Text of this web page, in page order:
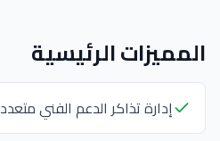
المميزات الرئيسية
إدارة تذاكر الدعم الفني